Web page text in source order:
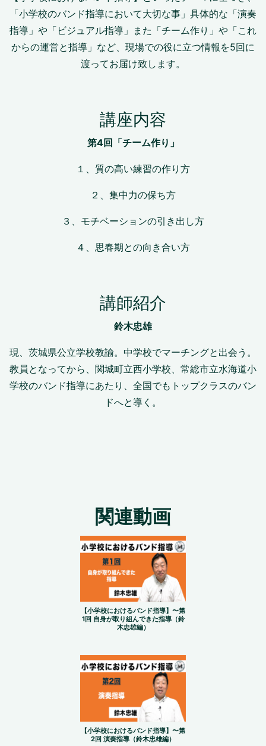
「小学校のバンド指導において大切な事」具体的な「演奏
指導」や「ビジュアル指導」また「チーム作り」や「これ
からの運営と指導」など、現場での役に立つ情報を5回に
渡ってお届け致します。
講座内容
第4回「チーム作り 」
１、質の高い練習の作り方
２、集中力の保ち方
３、モチベーションの引き出し方
４、思春期との向き合い方
講師紹介
鈴木忠雄
現、茨城県公立学校教諭。中学校でマーチングと出会う。
教員となってから、関城町立西小学校、常総市立水海道小
学校のバンド指導にあたり、全国でもトップクラスのバン
ドへと導く。
関連動画
【小学校におけるバンド指導】〜第
1回 自身が取り組んできた指導（鈴
木忠雄編）
【小学校におけるバンド指導】〜第
2回 演奏指導（鈴木忠雄編）